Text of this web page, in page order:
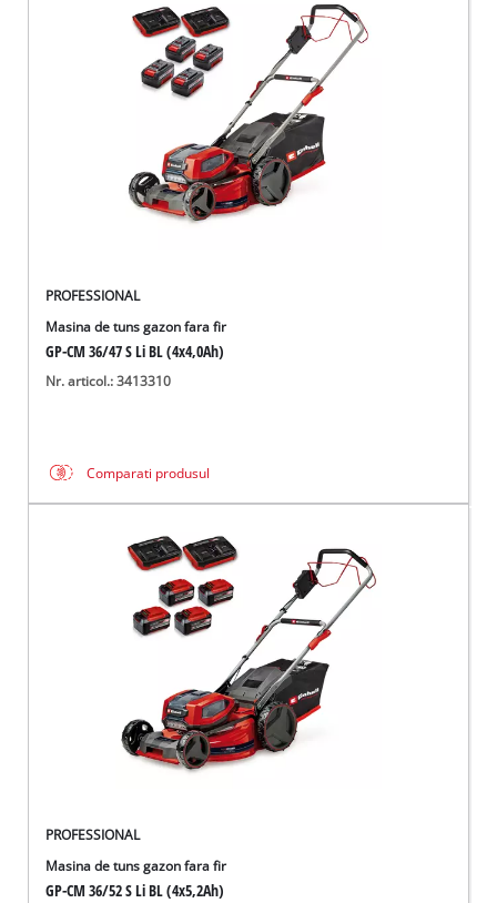
PROFESSIONAL
Masina de tuns gazon fara fir
GP-CM 36/47 S Li BL (4x4,0Ah)
Nr. articol.: 3413310
Comparati produsul
PROFESSIONAL
Masina de tuns gazon fara fir
GP-CM 36/52 S Li BL (4x5,2Ah)